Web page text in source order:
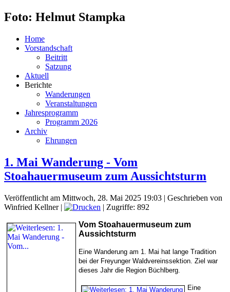
Foto: Helmut Stampka
Home
Vorstandschaft
Beitritt
Satzung
Aktuell
Berichte
Wanderungen
Veranstaltungen
Jahresprogramm
Programm 2026
Archiv
Ehrungen
1. Mai Wanderung - Vom
Stoahauermuseum zum Aussichtsturm
Veröffentlicht am Mittwoch, 28. Mai 2025 19:03 | Geschrieben von
Winfried Kellner|
| Zugriffe: 892
Vom Stoahauermuseum zum
Aussichtsturm
Eine Wanderung am 1. Mai hat lange Tradition
bei der Freyunger Waldvereinssektion. Ziel war
dieses Jahr die Region Büchlberg.
Eine